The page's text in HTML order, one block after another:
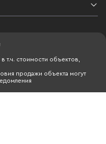
т.ч. стоимости объектов,
продажи объекта могут